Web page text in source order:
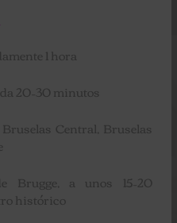
1 hora
20–30 minutos
Central, Bruselas
Brugge, a unos 15–20
histórico